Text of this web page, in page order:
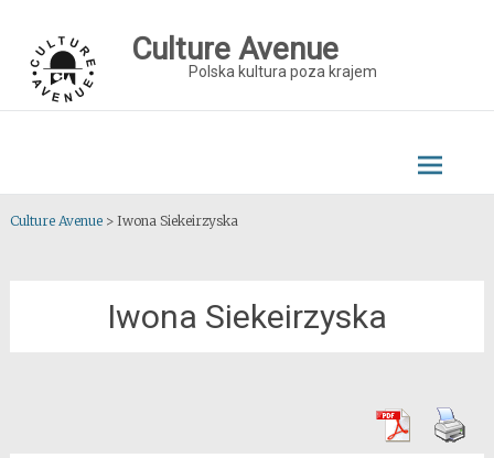
content
Culture Avenue
Polska kultura poza krajem
Culture Avenue> Iwona Siekeirzyska
Iwona Siekeirzyska